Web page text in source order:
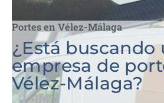
Portes en Vélez-Málaga
¿Está buscando
empresa de
Vélez-Málaga?